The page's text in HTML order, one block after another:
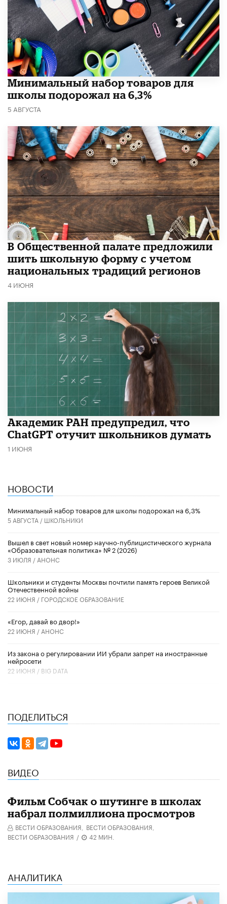
Минимальный набор товаров для
школы подорожал на 6,3%
5 АВГУСТА
В Общественной палате предложили
шить школьную форму с учетом
национальных традиций регионов
4 ИЮНЯ
Академик РАН предупредил, что
ChatGPT отучит школьников думать
1 ИЮНЯ
НОВОСТИ
Минимальный набор товаров для школы подорожал на 6,3%
5 АВГУСТА / ШКОЛЬНИКИ
Вышел в свет новый номер научно-публицистического журнала
«Образовательная политика» № 2 (2026)
3 ИЮЛЯ / АНОНС
Школьники и студенты Москвы почтили память героев Великой
Отечественной войны
22 ИЮНЯ / ГОРОДСКОЕ ОБРАЗОВАНИЕ
«Егор, давай во двор!»
22 ИЮНЯ / АНОНС
Из закона о регулировании ИИ убрали запрет на иностранные
нейросети
22 ИЮНЯ / BIG DATA
ПОДЕЛИТЬСЯ
ВИДЕО
Фильм Собчак о шутинге в школах
набрал полмиллиона просмотров
ВЕСТИ ОБРАЗОВАНИЯ, ВЕСТИ ОБРАЗОВАНИЯ,
ВЕСТИ ОБРАЗОВАНИЯ / 42 МИН.
АНАЛИТИКА